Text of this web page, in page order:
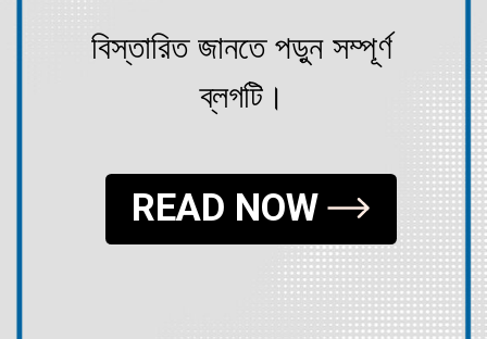
বিস্তারিত জানতে পড়ুন সম্পূর্ণ
ব্লগটি।
READ NOW